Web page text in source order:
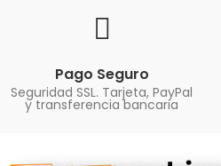
Pago Seguro
Seguridad SSL. Tarjeta, PayPal
y transferencia bancaria